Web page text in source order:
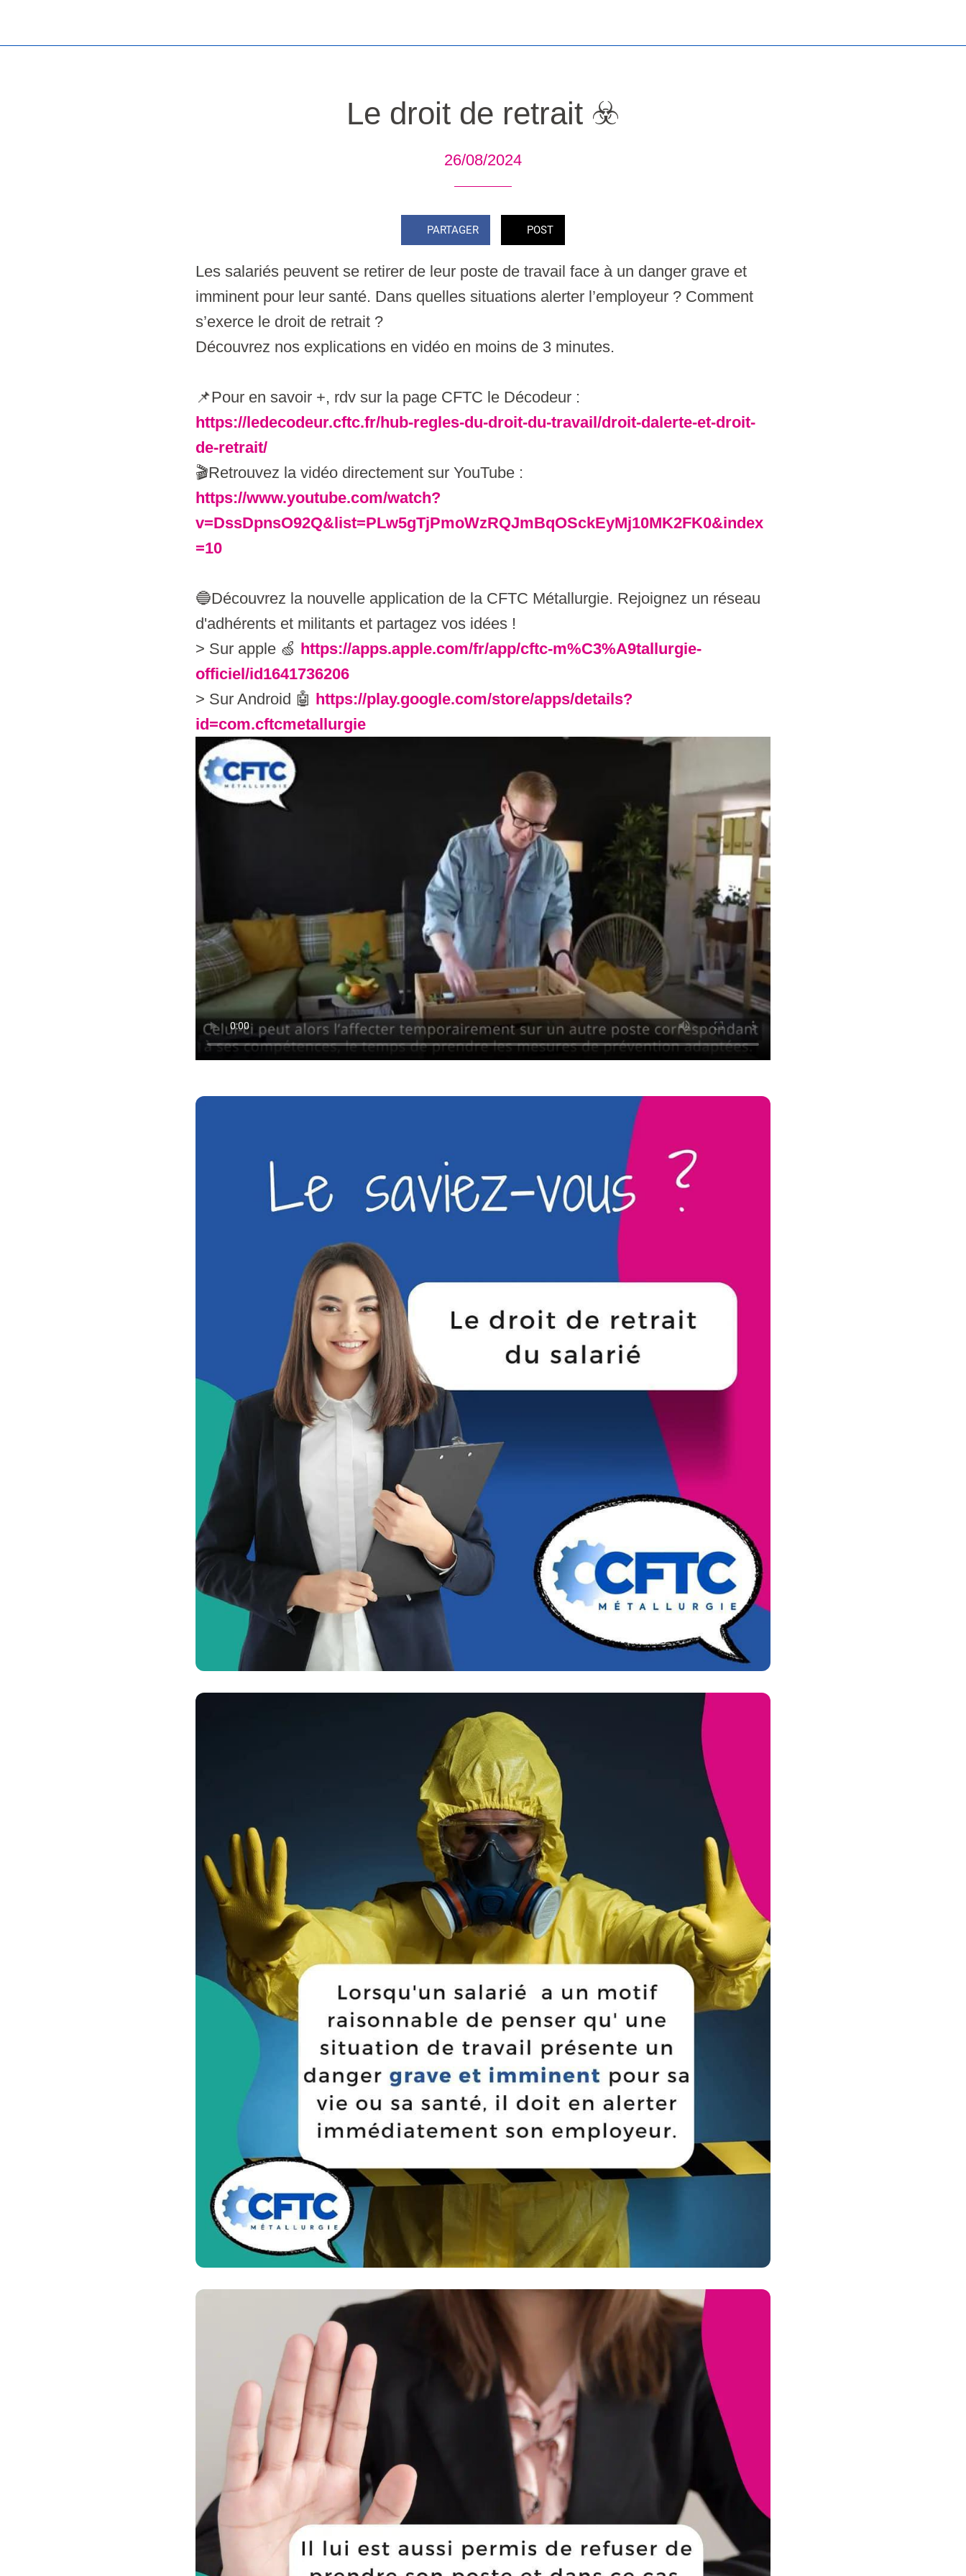
Le droit de retrait ☣️
26/08/2024
PARTAGER POST
Les salariés peuvent se retirer de leur poste de travail face à un danger grave et
imminent pour leur santé. Dans quelles situations alerter l’employeur ? Comment
s’exerce le droit de retrait ?
Découvrez nos explications en vidéo en moins de 3 minutes.
📌Pour en savoir +, rdv sur la page CFTC le Décodeur :
https://ledecodeur.cftc.fr/hub-regles-du-droit-du-travail/droit-dalerte-et-droit-
de-retrait/
🎬Retrouvez la vidéo directement sur YouTube :
https://www.youtube.com/watch?
v=DssDpnsO92Q&list=PLw5gTjPmoWzRQJmBqOSckEyMj10MK2FK0&index
=10
🔵Découvrez la nouvelle application de la CFTC Métallurgie. Rejoignez un réseau
d'adhérents et militants et partagez vos idées !
> Sur apple 🍏 https://apps.apple.com/fr/app/cftc-m%C3%A9tallurgie-
officiel/id1641736206
> Sur Android 🤖 https://play.google.com/store/apps/details?
id=com.cftcmetallurgie